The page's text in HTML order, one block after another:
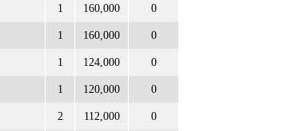
1 160,000 0
1 160,000 0
1 124,000 0
1 120,000 0
2 112,000 0